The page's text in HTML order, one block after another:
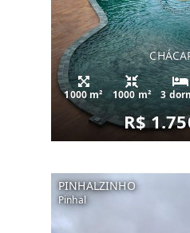
1000 m² 1000 m² 3
R$
PINHALZINHO
Pinhal